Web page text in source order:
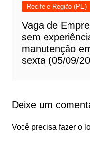
Recife e Região (PE)
Vaga de
sem
manutenção
sexta (05/09/
Deixe um
Você precisa fazer o